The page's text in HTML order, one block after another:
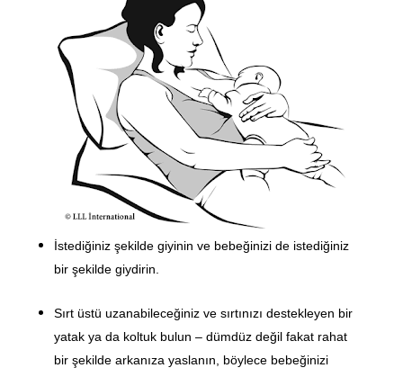
İstediğiniz şekilde giyinin ve bebeğinizi de istediğiniz
bir şekilde giydirin.
Sırt üstü uzanabileceğiniz ve sırtınızı destekleyen bir
yatak ya da koltuk bulun – dümdüz değil fakat rahat
bir şekilde arkanıza yaslanın, böylece bebeğinizi